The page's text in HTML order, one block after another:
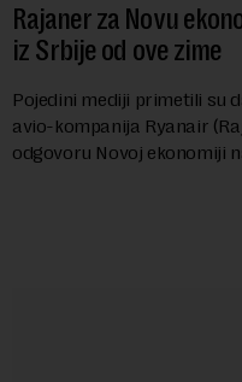
Rajaner za Novu
iz Srbije od ove zime
Pojedini mediji primetili su
avio-kompanija Ryanair
odgovoru Novoj ekonomiji